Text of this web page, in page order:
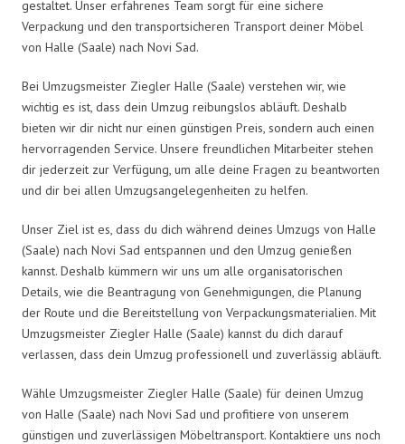
gestaltet. Unser erfahrenes Team sorgt für eine sichere
Verpackung und den transportsicheren Transport deiner Möbel
von Halle (Saale) nach Novi Sad.
Bei Umzugsmeister Ziegler Halle (Saale) verstehen wir, wie
wichtig es ist, dass dein Umzug reibungslos abläuft. Deshalb
bieten wir dir nicht nur einen günstigen Preis, sondern auch einen
hervorragenden Service. Unsere freundlichen Mitarbeiter stehen
dir jederzeit zur Verfügung, um alle deine Fragen zu beantworten
und dir bei allen Umzugsangelegenheiten zu helfen.
Unser Ziel ist es, dass du dich während deines Umzugs von Halle
(Saale) nach Novi Sad entspannen und den Umzug genießen
kannst. Deshalb kümmern wir uns um alle organisatorischen
Details, wie die Beantragung von Genehmigungen, die Planung
der Route und die Bereitstellung von Verpackungsmaterialien. Mit
Umzugsmeister Ziegler Halle (Saale) kannst du dich darauf
verlassen, dass dein Umzug professionell und zuverlässig abläuft.
Wähle Umzugsmeister Ziegler Halle (Saale) für deinen Umzug
von Halle (Saale) nach Novi Sad und profitiere von unserem
günstigen und zuverlässigen Möbeltransport. Kontaktiere uns noch